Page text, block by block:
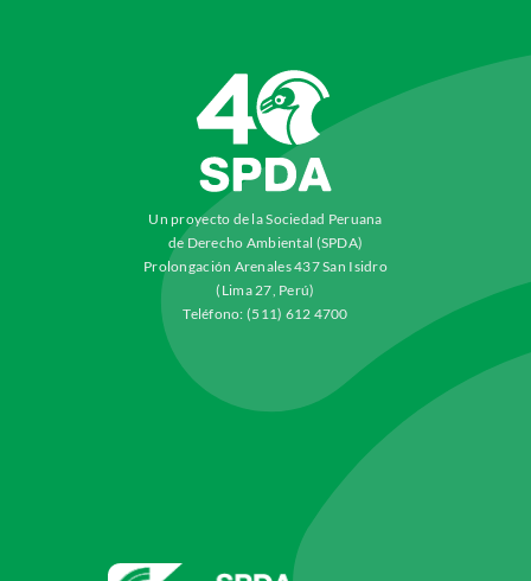
Un proyecto de la Sociedad Peruana
de Derecho Ambiental (SPDA)
Prolongación Arenales 437 San Isidro
(Lima 27, Perú)
Teléfono: (511) 612 4700